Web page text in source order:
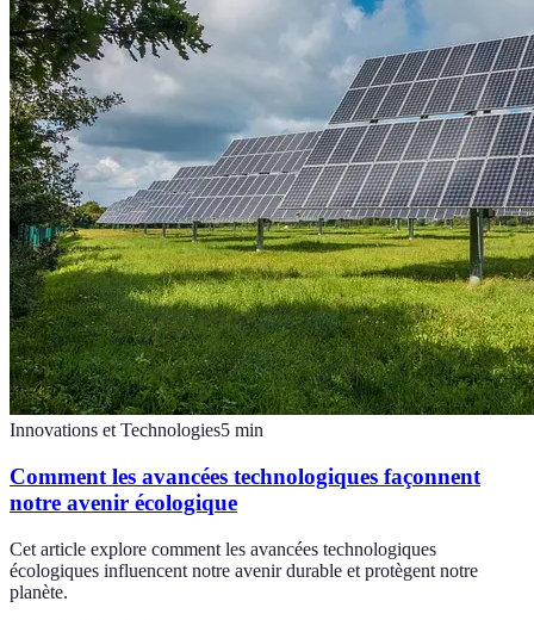
Innovations et Technologies5 min
Comment les avancées technologiques façonnent
notre avenir écologique
Cet article explore comment les avancées technologiques
écologiques influencent notre avenir durable et protègent notre
planète.